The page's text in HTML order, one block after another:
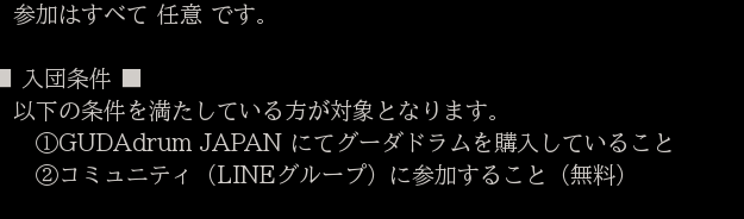
参加はすべて 任意 です。
■ 入団条件 ■
以下の条件を満たしている方が対象となります。
①GUDAdrum JAPAN にてグーダドラムを購入していること
②コミュニティ（LINEグループ）に参加すること（無料）